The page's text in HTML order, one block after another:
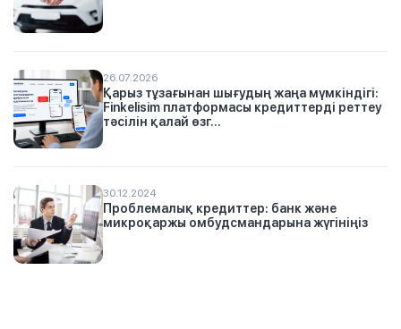
26.07.2026
Қарыз тұзағынан шығудың жаңа мүмкіндігі:
Finkelisim платформасы кредиттерді реттеу
тәсілін қалай өзг...
30.12.2024
Проблемалық кредиттер: банк және
микроқаржы омбудсмандарына жүгініңіз